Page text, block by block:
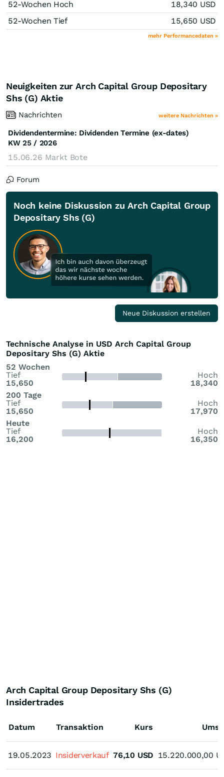
52-Wochen Hoch 18,340 USD
52-Wochen Tief
15,650 USD
mehr Performancedaten »
Neuigkeiten zur Arch Capital Group Depositary
Shs (G) Aktie
Nachrichten weitere Nachrichten »
Dividendentermine: Dividenden Termine (ex-dates)
KW 25 / 2026
15.06.26 Markt Bote
Forum
Noch keine Diskussion zu Arch Capital Group
Depositary Shs (G)
Neue Diskussion erstellen
Technische Analyse in USD Arch Capital Group
Depositary Shs (G) Aktie
52 Wochen
Tief
15,650
Hoch
18,340
200 Tage
Tief
15,650
Hoch
17,970
Heute
Tief
16,200
Hoch
16,350
Arch Capital Group Depositary Shs (G)
Insidertrades
Datum
19.05.2023
Transaktion Kurs
19.05.2023 Insiderverkauf 76,10 USD 15.220.000,00